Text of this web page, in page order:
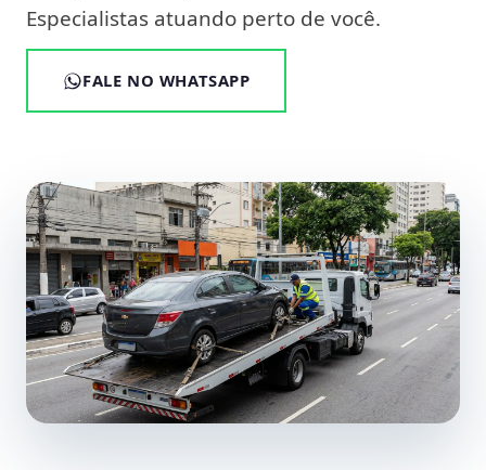
Especialistas atuando perto de você.
FALE NO WHATSAPP